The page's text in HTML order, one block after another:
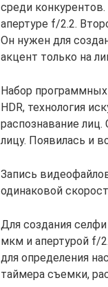
среди
апертуре f/2.2.
Он нужен для
акцент только на
Набор
HDR, технология
распознавание
лицу. Появилась и
Запись
одинаковой
Для создания
мкм и апертурой f/
для определения
таймера съемки,